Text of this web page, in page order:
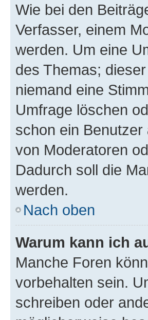
Wie bei den
Verfasser, einem
werden. Um eine
des Themas;
niemand eine
Umfrage löschen
schon ein
von Moderatoren
Dadurch soll die
werden.
Nach oben
Warum kann ich
Manche Foren
vorbehalten sein.
schreiben oder